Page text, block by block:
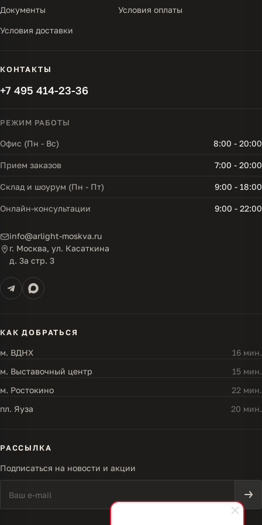
Документы Условия оплаты
Условия доставки
КОНТАКТЫ
+7 495 414-23-36
РЕЖИМ РАБОТЫ
Офис (Пн - Вс) 8:00 - 20:00
Прием заказов 7:00 - 20:00
Склад и шоурум (Пн - Пт) 9:00 - 18:00
Онлайн-консультации 9:00 - 22:00
info@arlight-moskva.ru
г. Москва, ул. Касаткина
д. 3а стр. 3
КАК ДОБРАТЬСЯ
м. ВДНХ
16 мин.
м. Выставочный центр
15 мин.
м. Ростокино
22 мин.
пл. Яуза
20 мин.
РАССЫЛКА
Подписаться на новости и акции